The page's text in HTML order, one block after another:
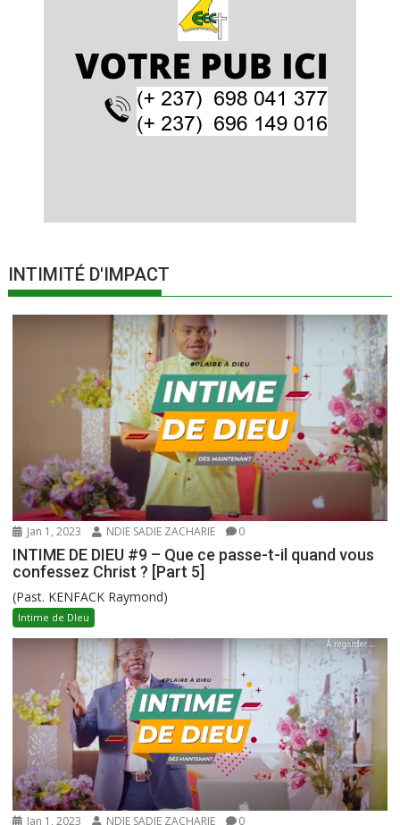
INTIMITÉ D'IMPACT
Jan 1, 2023 NDIE SADIE ZACHARIE 0
INTIME DE DIEU #9 – Que ce passe-t-il quand vous
confessez Christ ? [Part 5]
(Past. KENFACK Raymond)
Intime de DIeu
Jan 1, 2023 NDIE SADIE ZACHARIE 0